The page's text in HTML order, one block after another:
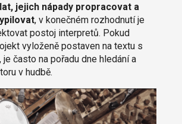
jejich nápady propracovat a
, v konečném rozhodnutí je
postoj interpretů. Pokud
vyloženě postaven na textu s
často na pořadu dne hledání a
v hudbě.